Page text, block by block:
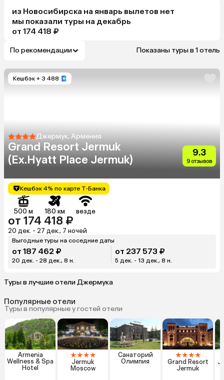
из Новосибирска на январь вылетов нет
мы показали туры на декабрь
от 174 418 ₽
По рекомендации Показаны туры в 1 отель
Кешбэк + 3 488
Джермук, Армения
Grand Resort Jermuk
(Ex.Hyatt Place Jermuk)
9.3
9 отзывов
Кешбэк 4% по карте Т-Банка
500 м 180 км везде
от 174 418 ₽
20 дек. - 27 дек., 7 ночей
Выгодные туры на соседние даты
от 187 462 ₽
20 дек. - 28 дек., 8 н.
от 237 573 ₽
5 дек. - 13 дек., 8 н.
Туры в лучшие отели Джермука
Популярные отели
Туры в популярные у гостей отели
Armenia
Wellness & Spa
Hotel
★★★★
Jermuk
Moscow
Санаторий
Олимпия
★★★★
Grand Resort
Jermuk